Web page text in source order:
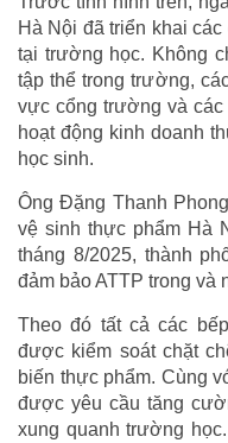
Hà Nội đã triển khai
tại trường học. Không
tập thể trong trường,
vực cổng trường và
hoạt động kinh doanh
học sinh.
Ông Đặng Thanh
vệ sinh thực phẩm Hà
tháng 8/2025, thành
đảm bảo ATTP trong và
Theo đó tất cả các
được kiểm soát chặt
biến thực phẩm. Cùng
được yêu cầu tăng
xung quanh trường